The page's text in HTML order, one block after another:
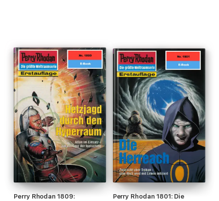
Perry Rhodan 1809:
Perry Rhodan 1801: Die